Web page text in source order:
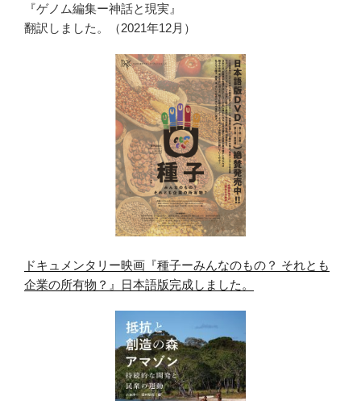
『ゲノム編集ー神話と現実』
翻訳しました。（2021年12月）
ドキュメンタリー映画『種子ーみんなのもの？ それとも
企業の所有物？』日本語版完成しました。